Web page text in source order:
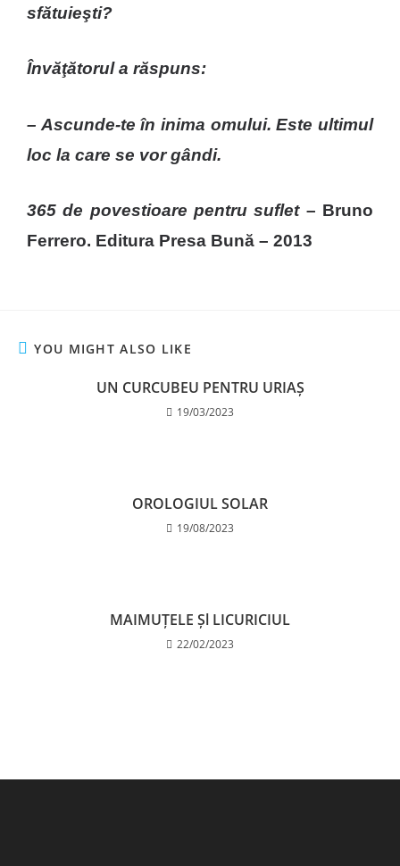
sfătuieşti?
Învăţătorul a răspuns:
– Ascunde-te în inima omului. Este ultimul
loc la care se vor gândi.
365 de povestioare pentru suflet– Bruno
Ferrero. Editura Presa Bună – 2013
YOU MIGHT ALSO LIKE
UN CURCUBEU PENTRU URIAȘ
19/03/2023
OROLOGIUL SOLAR
19/08/2023
MAIMUȚELE Șl LICURICIUL
22/02/2023